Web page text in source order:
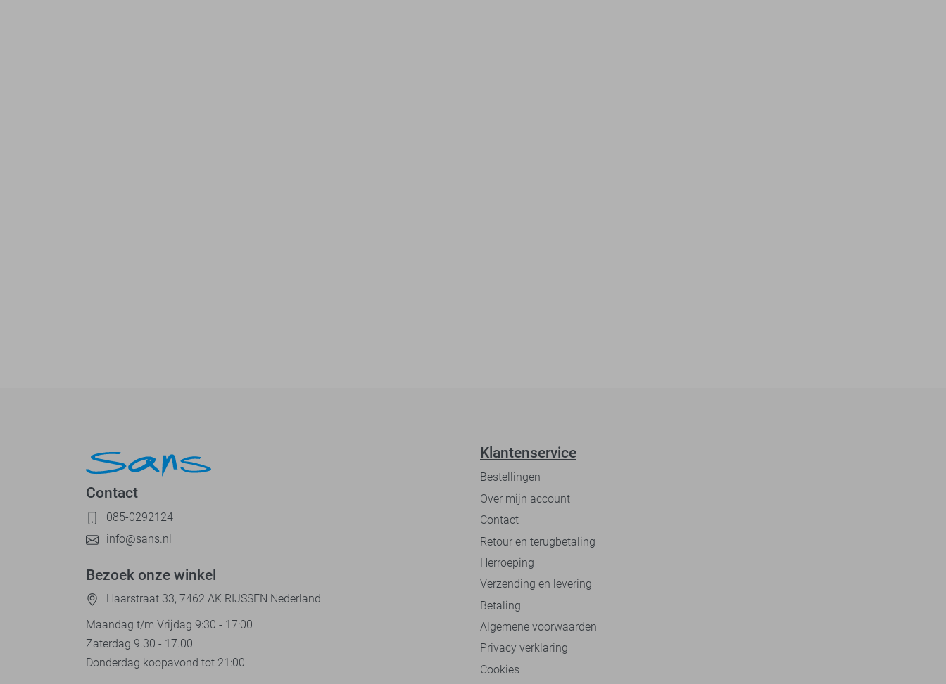
Contact
085-0292124
info@sans.nl
Bezoek onze winkel
Haarstraat 33, 7462 AK RIJSSEN Nederland
Maandag t/m Vrijdag 9:30 - 17:00
Zaterdag 9.30 - 17.00
Donderdag koopavond tot 21:00
Klantenservice
Bestellingen
Over mijn account
Contact
Retour en terugbetaling
Herroeping
Verzending en levering
Betaling
Algemene voorwaarden
Privacy verklaring
Cookies